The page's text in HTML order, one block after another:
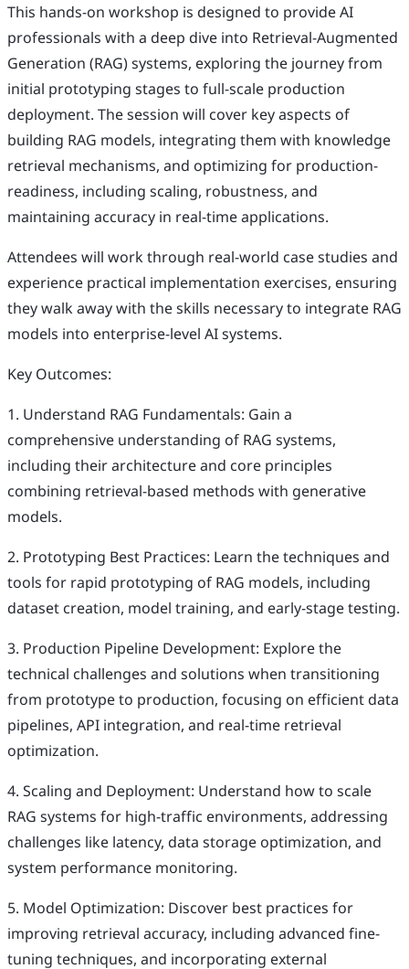
This hands-on workshop is designed to provide AI
professionals with a deep dive into Retrieval-Augmented
Generation (RAG) systems, exploring the journey from
initial prototyping stages to full-scale production
deployment. The session will cover key aspects of
building RAG models, integrating them with knowledge
retrieval mechanisms, and optimizing for production-
readiness, including scaling, robustness, and
maintaining accuracy in real-time applications.
Attendees will work through real-world case studies and
experience practical implementation exercises, ensuring
they walk away with the skills necessary to integrate RAG
models into enterprise-level AI systems.
Key Outcomes:
1. Understand RAG Fundamentals: Gain a
comprehensive understanding of RAG systems,
including their architecture and core principles
combining retrieval-based methods with generative
models.
2. Prototyping Best Practices: Learn the techniques and
tools for rapid prototyping of RAG models, including
dataset creation, model training, and early-stage testing.
3. Production Pipeline Development: Explore the
technical challenges and solutions when transitioning
from prototype to production, focusing on efficient data
pipelines, API integration, and real-time retrieval
optimization.
4. Scaling and Deployment: Understand how to scale
RAG systems for high-traffic environments, addressing
challenges like latency, data storage optimization, and
system performance monitoring.
5. Model Optimization: Discover best practices for
improving retrieval accuracy, including advanced fine-
tuning techniques, and incorporating external